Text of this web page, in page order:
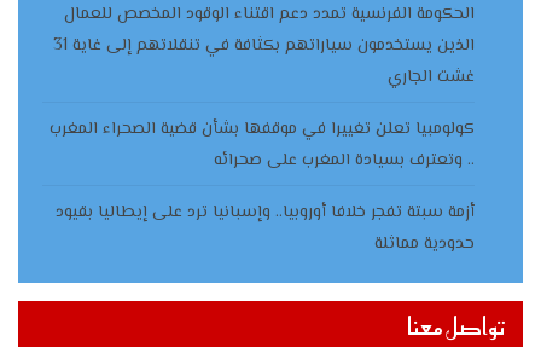
الحكومة الفرنسية تمدد دعم اقتناء الوقود المخصص للعمال
الذين يستخدمون سياراتهم بكثافة في تنقلاتهم إلى غاية 31
غشت الجاري
كولومبيا تعلن تغييرا في موقفها بشأن قضية الصحراء المغرب
.. وتعترف بسيادة المغرب على صحرائه
أزمة سبتة تفجر خلافا أوروبيا.. وإسبانيا ترد على إيطاليا بقيود
حدودية مماثلة
تواصل معنا